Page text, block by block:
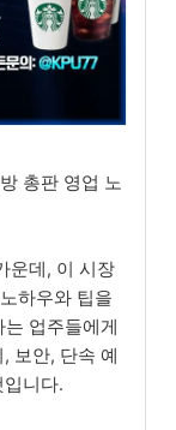
총판 영업 노
운데, 이 시장
하우와 팁을
업주들에게
보안, 단속 예
니다.